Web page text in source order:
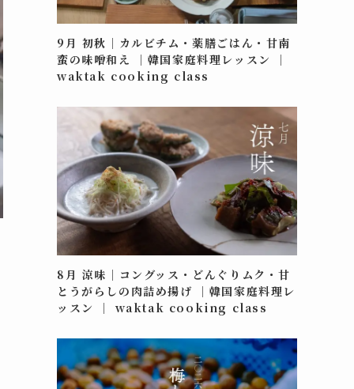
9月 初秋｜カルビチム・薬膳ごはん・甘南
蛮の味噌和え ｜韓国家庭料理レッスン ｜
waktak cooking class
8月 涼味｜コングッス・どんぐりムク・甘
とうがらしの肉詰め揚げ ｜韓国家庭料理レ
ッスン ｜ waktak cooking class